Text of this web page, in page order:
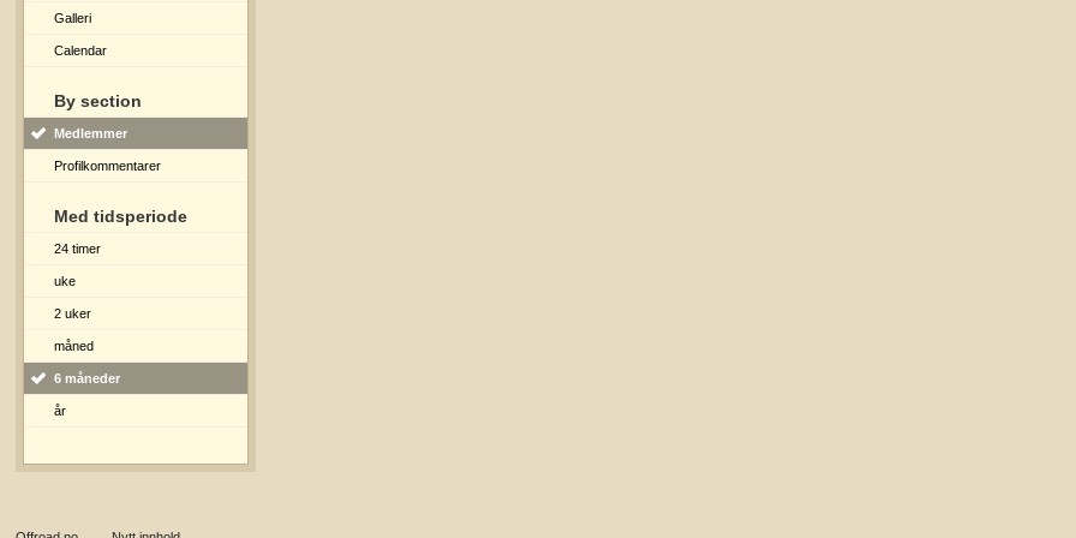
Galleri
Calendar
By section
Medlemmer
Profilkommentarer
Med tidsperiode
24 timer
uke
2 uker
måned
6 måneder
år